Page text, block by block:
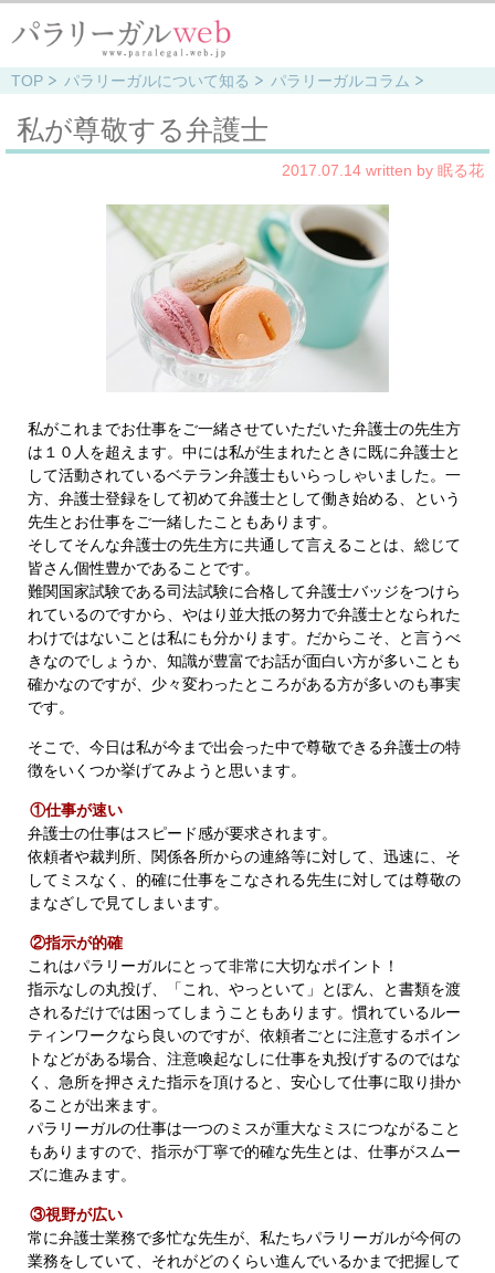
TOP パラリーガルについて知る パラリーガルコラム
私が尊敬する弁護士
2017.07.14 written by 眠る花
私がこれまでお仕事をご一緒させていただいた弁護士の先生方
は１０人を超えます。中には私が生まれたときに既に弁護士と
して活動されているベテラン弁護士もいらっしゃいました。一
方、弁護士登録をして初めて弁護士として働き始める、という
先生とお仕事をご一緒したこともあります。
そしてそんな弁護士の先生方に共通して言えることは、総じて
皆さん個性豊かであることです。
難関国家試験である司法試験に合格して弁護士バッジをつけら
れているのですから、やはり並大抵の努力で弁護士となられた
わけではないことは私にも分かります。だからこそ、と言うべ
きなのでしょうか、知識が豊富でお話が面白い方が多いことも
確かなのですが、少々変わったところがある方が多いのも事実
です。
そこで、今日は私が今まで出会った中で尊敬できる弁護士の特
徴をいくつか挙げてみようと思います。
①仕事が速い
弁護士の仕事はスピード感が要求されます。
依頼者や裁判所、関係各所からの連絡等に対して、迅速に、そ
してミスなく、的確に仕事をこなされる先生に対しては尊敬の
まなざしで見てしまいます。
②指示が的確
これはパラリーガルにとって非常に大切なポイント！
指示なしの丸投げ、「これ、やっといて」とぽん、と書類を渡
されるだけでは困ってしまうこともあります。慣れているルー
ティンワークなら良いのですが、依頼者ごとに注意するポイン
トなどがある場合、注意喚起なしに仕事を丸投げするのではな
く、急所を押さえた指示を頂けると、安心して仕事に取り掛か
ることが出来ます。
パラリーガルの仕事は一つのミスが重大なミスにつながること
もありますので、指示が丁寧で的確な先生とは、仕事がスムー
ズに進みます。
③視野が広い
常に弁護士業務で多忙な先生が、私たちパラリーガルが今何の
業務をしていて、それがどのくらい進んでいるかまで把握して